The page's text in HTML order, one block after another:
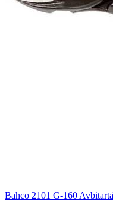
Bahco 2101 G-160